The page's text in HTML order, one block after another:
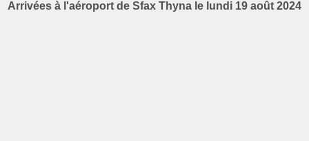
Arrivées à l'aéroport de Sfax Thyna le lundi 19 août 2024